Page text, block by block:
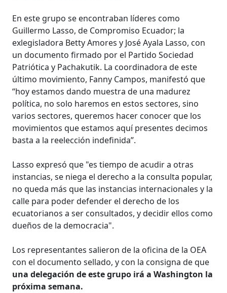
En este grupo se encontraban líderes como
Guillermo Lasso, de Compromiso Ecuador; la
exlegisladora Betty Amores y José Ayala Lasso, con
un documento firmado por el Partido Sociedad
Patriótica y Pachakutik. La coordinadora de este
último movimiento, Fanny Campos, manifestó que
“hoy estamos dando muestra de una madurez
política, no solo haremos en estos sectores, sino
varios sectores, queremos hacer conocer que los
movimientos que estamos aquí presentes decimos
basta a la reelección indefinida”.
Lasso expresó que "es tiempo de acudir a otras
instancias, se niega el derecho a la consulta popular,
no queda más que las instancias internacionales y la
calle para poder defender el derecho de los
ecuatorianos a ser consultados, y decidir ellos como
dueños de la democracia".
Los representantes salieron de la oficina de la OEA
con el documento sellado, y con la consigna de que
una delegación de este grupo irá a Washington la
próxima semana.